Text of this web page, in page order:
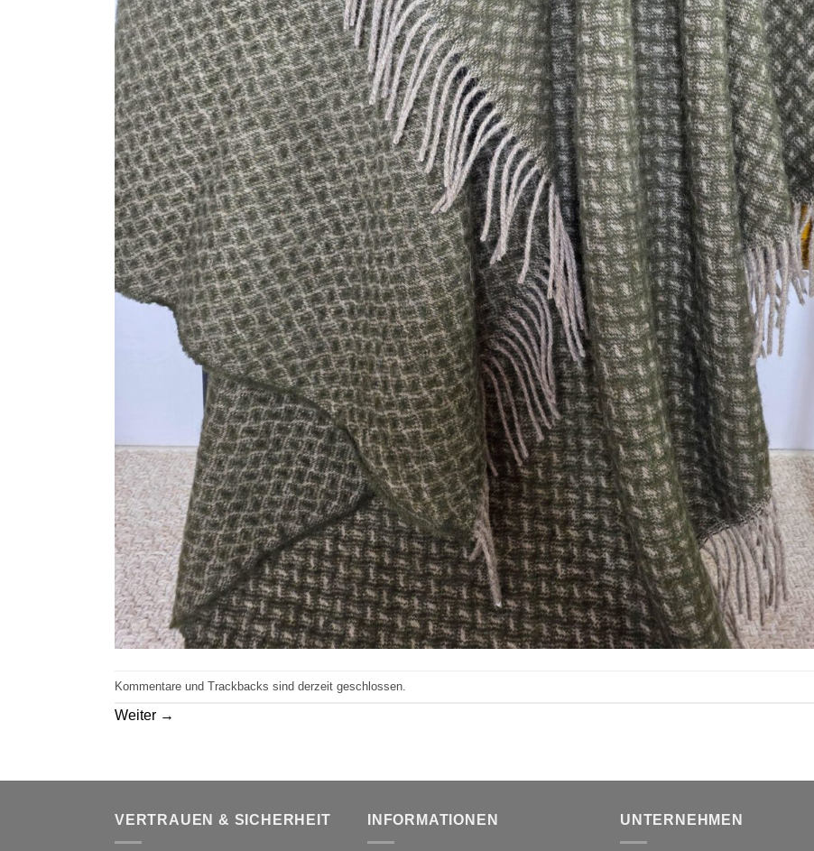
Kommentare und Trackbacks sind derzeit geschlossen.
Weiter →
VERTRAUEN & SICHERHEIT INFORMATIONEN UNTERNEHMEN